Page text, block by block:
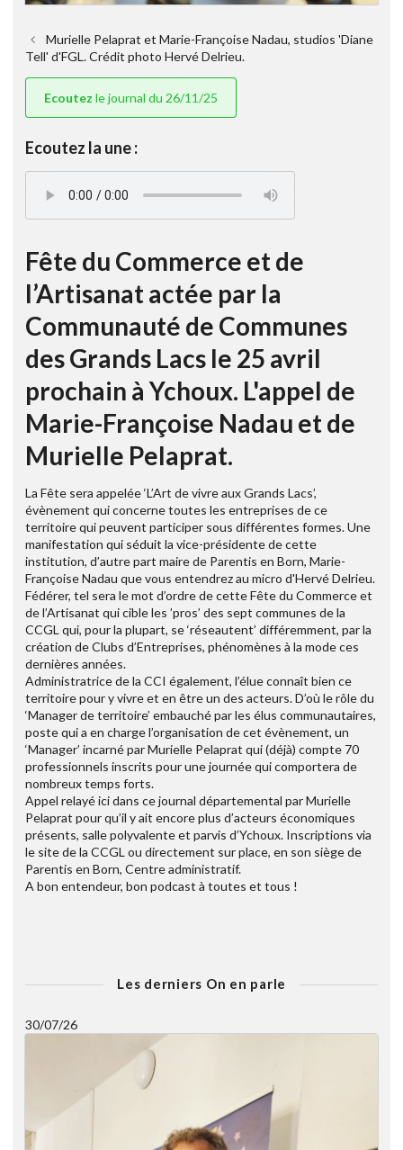
Murielle Pelaprat et Marie-Françoise Nadau, studios 'Diane
Tell' d'FGL. Crédit photo Hervé Delrieu.
Ecoutez le journal du 26/11/25
Ecoutez la une :
Fête du Commerce et de
l’Artisanat actée par la
Communauté de Communes
des Grands Lacs le 25 avril
prochain à Ychoux. L'appel de
Marie-Françoise Nadau et de
Murielle Pelaprat.
La Fête sera appelée ‘L’Art de vivre aux Grands Lacs’,
évènement qui concerne toutes les entreprises de ce
territoire qui peuvent participer sous différentes formes. Une
manifestation qui séduit la vice-présidente de cette
institution, d’autre part maire de Parentis en Born, Marie-
Françoise Nadau que vous entendrez au micro d'Hervé Delrieu.
Fédérer, tel sera le mot d’ordre de cette Fête du Commerce et
de l’Artisanat qui cible les ’pros’ des sept communes de la
CCGL qui, pour la plupart, se ‘réseautent’ différemment, par la
création de Clubs d’Entreprises, phénomènes à la mode ces
dernières années.
Administratrice de la CCI également, l’élue connaît bien ce
territoire pour y vivre et en être un des acteurs. D’où le rôle du
‘Manager de territoire’ embauché par les élus communautaires,
poste qui a en charge l’organisation de cet évènement, un
‘Manager’ incarné par Murielle Pelaprat qui (déjà) compte 70
professionnels inscrits pour une journée qui comportera de
nombreux temps forts.
Appel relayé ici dans ce journal départemental par Murielle
Pelaprat pour qu’il y ait encore plus d’acteurs économiques
présents, salle polyvalente et parvis d’Ychoux. Inscriptions via
le site de la CCGL ou directement sur place, en son siège de
Parentis en Born, Centre administratif.
A bon entendeur, bon podcast à toutes et tous !
Les derniers On en parle
30/07/26